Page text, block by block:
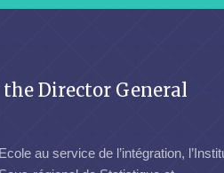
Director General
Ecole au service de l’intégration,